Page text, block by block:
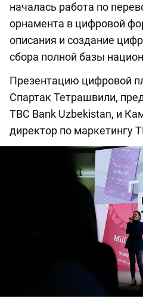
началась работа по
орнамента в цифровой
описания и создание
сбора полной базы
Презентацию цифровой
Спартак Тетрашвили,
TBC Bank Uzbekistan, и
директор по маркетингу